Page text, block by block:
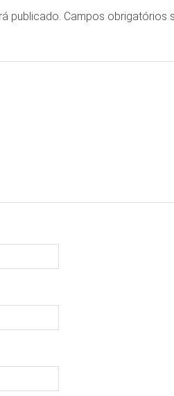
publicado. Campos obrigatórios